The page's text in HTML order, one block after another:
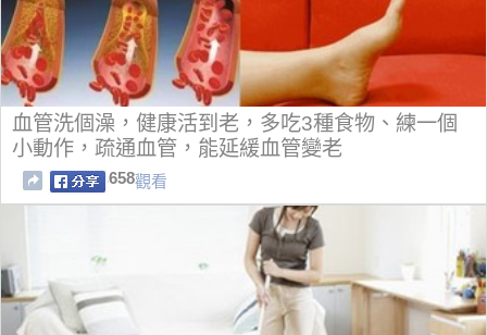
血管洗個澡，健康活到老，多吃3種食物、練一個
小動作，疏通血管，能延緩血管變老
658觀看